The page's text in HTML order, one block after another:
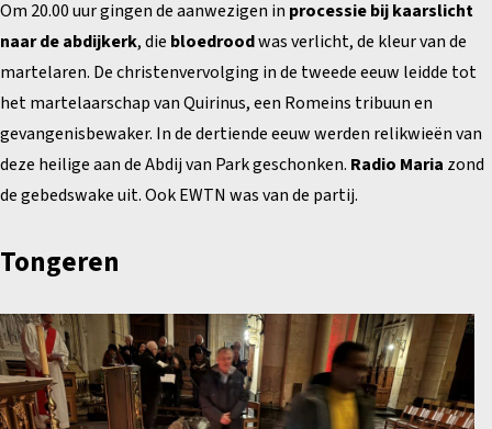
Om 20.00 uur gingen de aanwezigen in processie bij kaarslicht
naar de abdijkerk, die bloedroodwas verlicht, de kleur van de
martelaren. De christenvervolging in de tweede eeuw leidde tot
het martelaarschap van Quirinus, een Romeins tribuun en
gevangenisbewaker. In de dertiende eeuw werden relikwieën van
deze heilige aan de Abdij van Park geschonken. Radio Maria zond
de gebedswake uit. Ook EWTN was van de partij.
Tongeren